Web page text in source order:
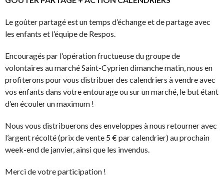
Le goûter partagé est un temps d’échange et de partage avec
les enfants et l’équipe de Respos.
Encouragés par l’opération fructueuse du groupe de
volontaires au marché Saint-Cyprien dimanche matin, nous en
profiterons pour vous distribuer des calendriers à vendre avec
vos enfants dans votre entourage ou sur un marché, le but étant
d’en écouler un maximum !
Nous vous distribuerons des enveloppes à nous retourner avec
l’argent récolté (prix de vente 5 € par calendrier) au prochain
week-end de janvier, ainsi que les invendus.
Merci de votre participation !